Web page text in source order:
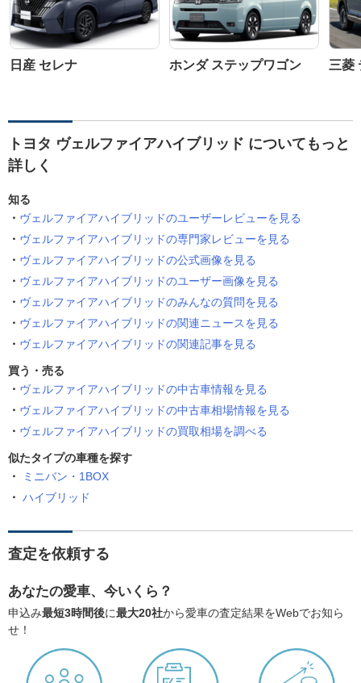
日産 セレナ ホンダ ステップワゴン 三菱
トヨタ ヴェルファイアハイブリッド についてもっと
詳しく
知る
ヴェルファイアハイブリッドのユーザーレビューを見る
ヴェルファイアハイブリッドの専門家レビューを見る
ヴェルファイアハイブリッドの公式画像を見る
ヴェルファイアハイブリッドのユーザー画像を見る
ヴェルファイアハイブリッドのみんなの質問を見る
ヴェルファイアハイブリッドの関連ニュースを見る
ヴェルファイアハイブリッドの関連記事を見る
買う・売る
ヴェルファイアハイブリッドの中古車情報を見る
ヴェルファイアハイブリッドの中古車相場情報を見る
ヴェルファイアハイブリッドの買取相場を調べる
似たタイプの車種を探す
ミニバン・1BOX
ハイブリッド
査定を依頼する
あなたの愛車、今いくら？
申込み最短3時間後に最大20社から愛車の査定結果をWebでお知ら
せ！